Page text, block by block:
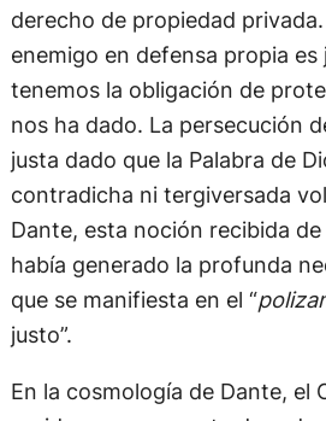
derecho de propiedad
enemigo en defensa propia
tenemos la obligación de
nos ha dado. La persecución
justa dado que la Palabra de
contradicha ni tergiversada
Dante, esta noción recibida
había generado la profunda
que se manifiesta en el “
justo”.
En la cosmología de Dante, el